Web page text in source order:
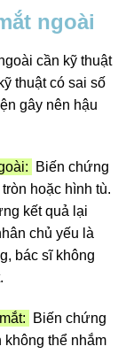
ngoài
cần kỹ thuật
thuật có sai số
gây nên hậu
Biến chứng
hoặc hình tù.
kết quả lại
chủ yếu là
bác sĩ không
Biến chứng
không thể nhắm